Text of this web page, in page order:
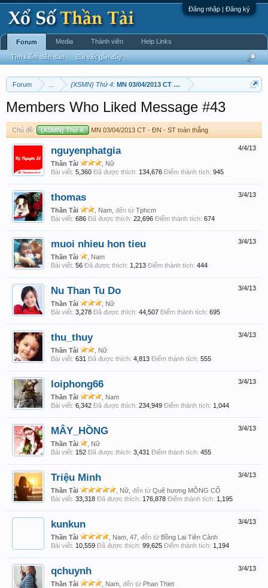
Đăng nhập | Đăng ký
Forum {XSMN} Thứ 4: MN 03/04/2013 CT - ĐN - ST toàn thắng
Members Who Liked Message #43
Chủ đề: {XSMN} Thứ 4: MN 03/04/2013 CT - ĐN - ST toàn thắng
4/4/13
nguyenphatgia
Thần Tài
, Nữ
Bài viết: 5,360 Đã được thích: 134,676 Điểm thành tích: 945
3/4/13
thomas
Thần Tài , Nam, đến từ Tphcm
Bài viết: 686 Đã được thích: 22,696 Điểm thành tích: 674
3/4/13
muoi nhieu hon tieu
Thần Tài
, Nam
Bài viết: 56 Đã được thích: 1,213 Điểm thành tích: 444
3/4/13
Nu Than Tu Do
Thần Tài
, Nữ
Bài viết: 3,278 Đã được thích: 44,507 Điểm thành tích: 695
3/4/13
thu_thuy
Thần Tài
, Nữ
Bài viết: 631 Đã được thích: 4,813 Điểm thành tích: 555
3/4/13
loiphong66
Thần Tài
, Nam
Bài viết: 6,342 Đã được thích: 234,949 Điểm thành tích: 1,044
3/4/13
MÂY_HỒNG
Thần Tài
, Nữ
Bài viết: 152 Đã được thích: 3,431 Điểm thành tích: 455
3/4/13
Triệu Minh
Thần Tài , Nữ, đến từ Quê hương MÔNG CỔ
Bài viết: 33,318 Đã được thích: 176,878 Điểm thành tích: 1,195
3/4/13
kunkun
Thần Tài , Nam, 47, đến từ Bồng Lai Tiên Cảnh
Bài viết: 10,559 Đã được thích: 99,625 Điểm thành tích: 1,194
3/4/13
qchuynh
Thần Tài , Nam, đến từ Phan Thiet
Forum
Tìm kiếm diễn đàn Bài viết gần đây
Media Thành viên Help Links